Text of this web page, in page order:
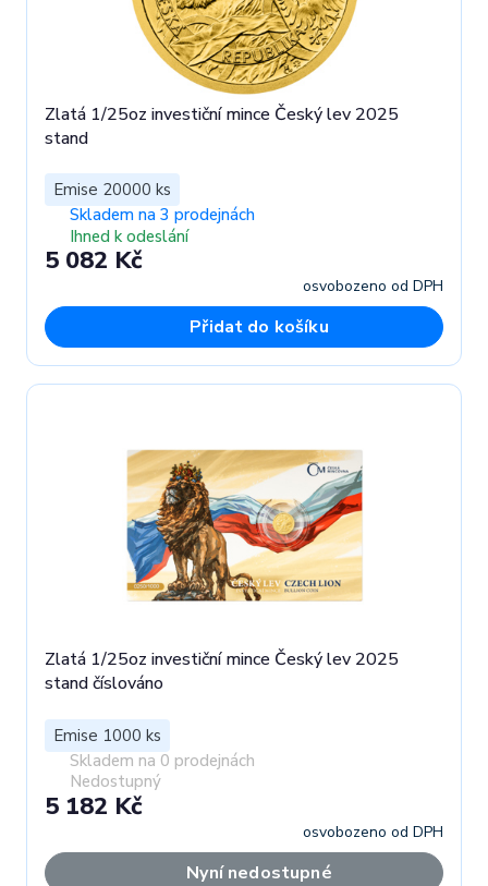
Zlatá 1/25oz investiční mince Český lev 2025
stand
Emise 20000 ks
Skladem na 3 prodejnách
Ihned k odeslání
5 082 Kč
osvobozeno od DPH
Přidat do košíku
Zlatá 1/25oz investiční mince Český lev 2025
stand číslováno
Emise 1000 ks
Skladem na 0 prodejnách
Nedostupný
5 182 Kč
osvobozeno od DPH
Nyní nedostupné